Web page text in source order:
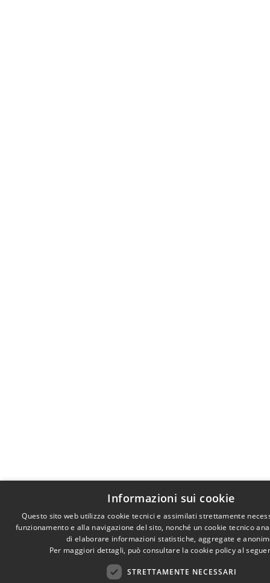
Informazioni sui cookie
Questo sito web utilizza cookie tecnici e assimilati strettamente
funzionamento e alla navigazione del sito, nonché un cookie tecnico
di elaborare informazioni statistiche, aggregate e
Per maggiori dettagli, può consultare la cookie policy al
STRETTAMENTE NECESSARI